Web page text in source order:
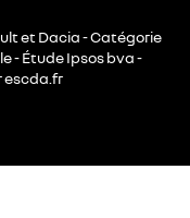
et Dacia - Catégorie
- Étude Ipsos bva -
escda.fr